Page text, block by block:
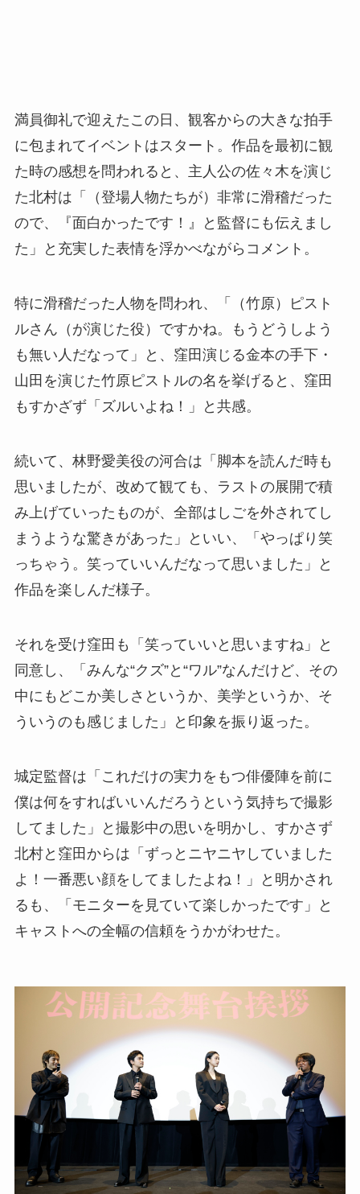
満員御礼で迎えたこの日、観客からの大きな拍手
に包まれてイベントはスタート。作品を最初に観
た時の感想を問われると、主人公の佐々木を演じ
た北村は「（登場人物たちが）非常に滑稽だった
ので、『面白かったです！』と監督にも伝えまし
た」と充実した表情を浮かべながらコメント。
特に滑稽だった人物を問われ、「（竹原）ピスト
ルさん（が演じた役）ですかね。もうどうしよう
も無い人だなって」と、窪田演じる金本の手下・
山田を演じた竹原ピストルの名を挙げると、窪田
もすかざず「ズルいよね！」と共感。
続いて、林野愛美役の河合は「脚本を読んだ時も
思いましたが、改めて観ても、ラストの展開で積
み上げていったものが、全部はしごを外されてし
まうような驚きがあった」といい、「やっぱり笑
っちゃう。笑っていいんだなって思いました」と
作品を楽しんだ様子。
それを受け窪田も「笑っていいと思いますね」と
同意し、「みんな“クズ”と“ワル”なんだけど、その
中にもどこか美しさというか、美学というか、そ
ういうのも感じました」と印象を振り返った。
城定監督は「これだけの実力をもつ俳優陣を前に
僕は何をすればいいんだろうという気持ちで撮影
してました」と撮影中の思いを明かし、すかさず
北村と窪田からは「ずっとニヤニヤしていました
よ！一番悪い顔をしてましたよね！」と明かされ
るも、「モニターを見ていて楽しかったです」と
キャストへの全幅の信頼をうかがわせた。